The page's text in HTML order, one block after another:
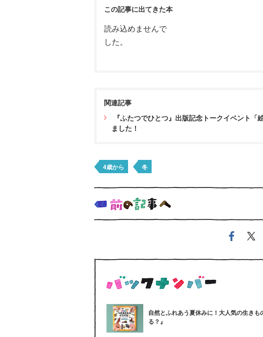
この記事に出てきた本
読み込めませんで
した。
関連記事
『ふたつでひとつ』出版記念トークイベント
ました！
4歳から 冬
自然とふれあう夏休みに！大人気の生き
る？』